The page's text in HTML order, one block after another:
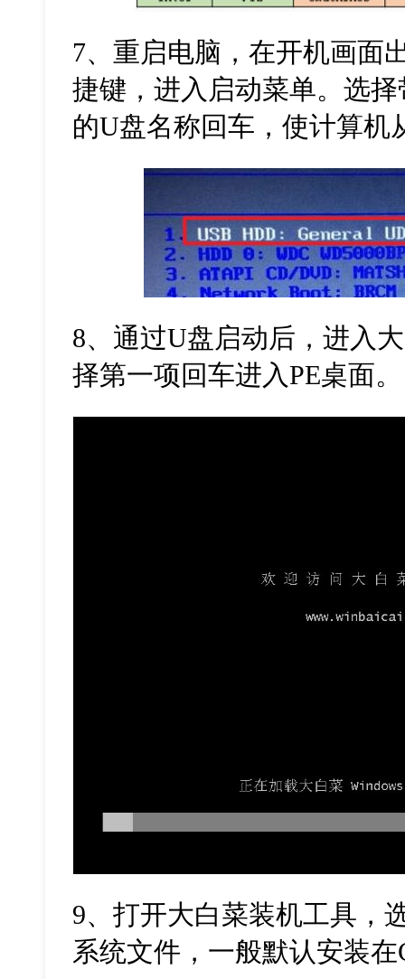
7、重启电脑，在开机画面
捷键，进入启动菜单。选择
的U盘名称回车，使计算机
8、通过U盘启动后，进入
择第一项回车进入PE桌面。
9、打开大白菜装机工具，
系统文件，一般默认安装在